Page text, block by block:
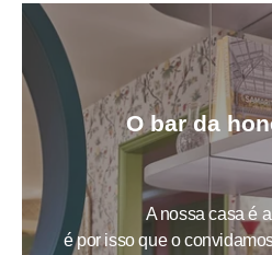
O bar da
A nossa casa é
é por isso que o